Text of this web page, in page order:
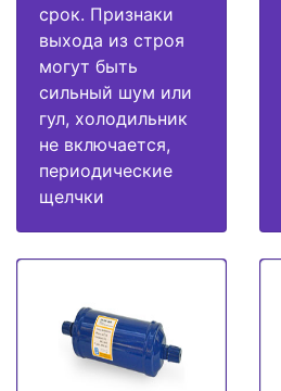
срок. Признаки
выхода из строя
могут быть
сильный шум или
гул, холодильник
не включается,
периодические
щелчки